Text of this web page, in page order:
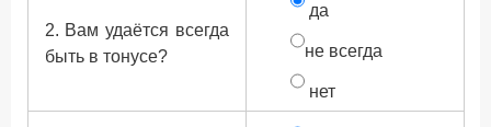
2. Вам удаётся всегда
быть в тонусе?
да
не всегда
нет